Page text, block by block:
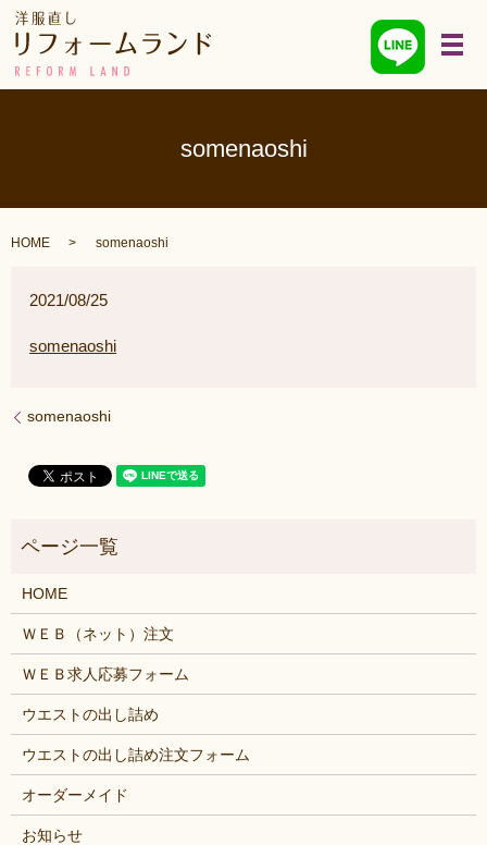
メ
somenaoshi
HOME somenaoshi
2021/08/25
somenaoshi
somenaoshi
HOME
ＷＥＢ（ネット）注文
ＷＥＢ求人応募フォーム
ウエストの出し詰め
ウエストの出し詰め注文フォーム
オーダーメイド
お知らせ